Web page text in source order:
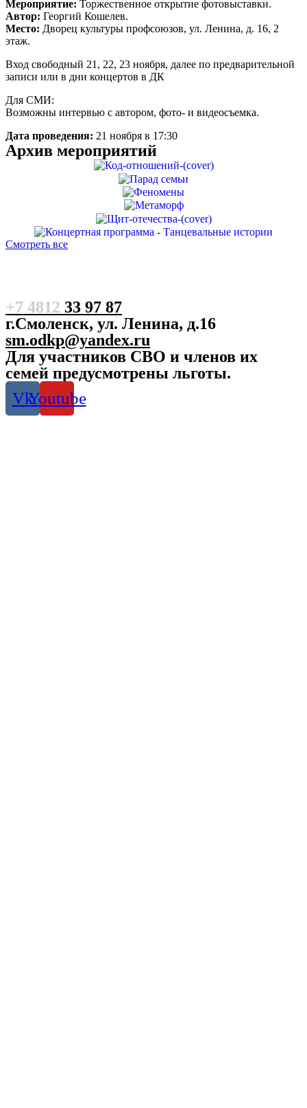
Мероприятие: Торжественное открытие фотовыставки.
Автор: Георгий Кошелев.
Место: Дворец культуры профсоюзов, ул. Ленина, д. 16, 2
этаж.
Вход свободный 21, 22, 23 ноября, далее по предварительной
записи или в дни концертов в ДК
Для СМИ:
Возможны интервью с автором, фото- и видеосъемка.
Дата проведения: 21 ноября в 17:30
Архив мероприятий
Смотреть все
+7 4812 33 97 87
г.Смоленск, ул. Ленина, д.16
sm.odkp@yandex.ru
Для участников СВО и членов их
семей предусмотрены льготы.
VkYoutube